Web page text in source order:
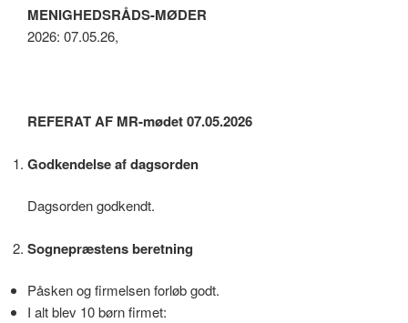
MENIGHEDSRÅDS-MØDER
2026: 07.05.26,
REFERAT AF MR-mødet 07.05.2026
Godkendelse af dagsorden
Dagsorden godkendt.
Sognepræstens beretning
Påsken og firmelsen forløb godt.
I alt blev 10 børn firmet: